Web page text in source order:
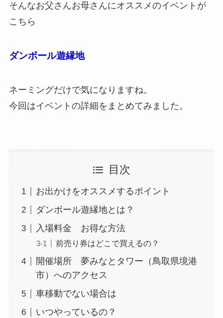
そんなお父さんお母さんにオススメのイベントが
こちら
ダンボール遊縁地
ネーミングだけで気になりますね。
今回はイベントの詳細をまとめてみました。
目次
お出かけをオススメするポイント
ダンボール遊縁地とは？
入場料金 お得な方法
前売り券はどこで買えるの？
開催場所 夢みなとタワー（鳥取県境港
市）へのアクセス
車移動でない場合は
いつやっているの？